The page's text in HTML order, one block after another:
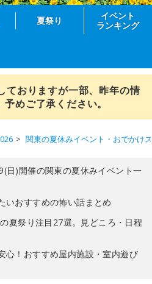
夏祭り
イベント
ランキング
ておりますが一部、昨年の情
めご了承ください。
関東の夏休みイベント・おでかけ
日)開催の関東の夏休みイベント一
いおすすめの怖い話まとめ
夏祭り注目27選。見どころ・日程
心！おすすめ屋内施設・室内遊び